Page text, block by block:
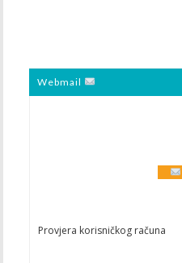
Webmail
Provjera korisničkog računa